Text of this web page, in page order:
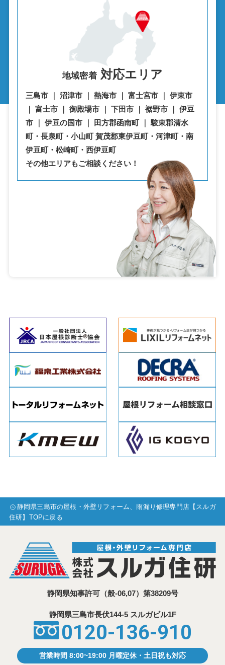
地域密着対応エリア
三島市 ｜ 沼津市 ｜ 熱海市 ｜ 富士宮市 ｜ 伊東市
｜ 富士市 ｜ 御殿場市 ｜ 下田市 ｜ 裾野市 ｜ 伊豆
市 ｜ 伊豆の国市 ｜ 田方郡函南町 ｜ 駿東郡清水
町・⾧泉町・小山町 賀茂郡東伊豆町・河津町・南
伊豆町・松崎町・西伊豆町
その他エリアもご相談ください！
静岡県三島市の屋根・外壁リフォーム、雨漏り修理専門店【スルガ
住研】TOPに戻る
静岡県知事許可（般-06,07）第38209号
静岡県三島市⾧伏144-5 スルガビル1F
0120-136-910
営業時間 8:00~19:00 月曜定休・土日祝も対応